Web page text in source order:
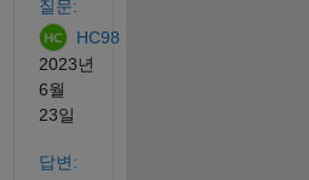
질문:
HC98
2023년
6월
23일
답변: